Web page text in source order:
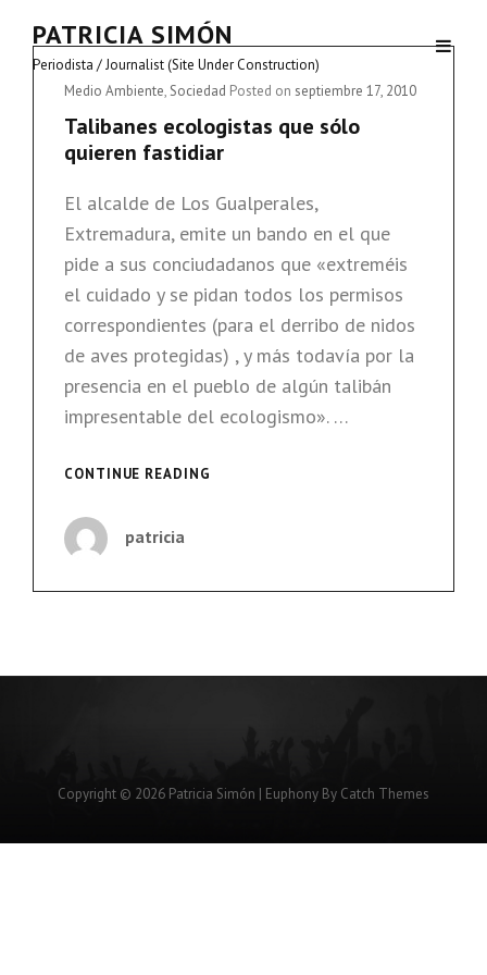
PATRICIA SIMÓN
Periodista / Journalist (Site Under Construction)
Cat
Links
Medio Ambiente,Sociedad Posted on septiembre 17, 2010
Talibanes ecologistas que sólo
quieren fastidiar
El alcalde de Los Gualperales,
Extremadura, emite un bando en el que
pide a sus conciudadanos que «extreméis
el cuidado y se pidan todos los permisos
correspondientes (para el derribo de nidos
de aves protegidas) , y más todavía por la
presencia en el pueblo de algún talibán
impresentable del ecologismo». …
CONTINUE READING
FASTIDIAR
patricia
Copyright © 2026 Patricia Simón | Euphony By Catch Themes